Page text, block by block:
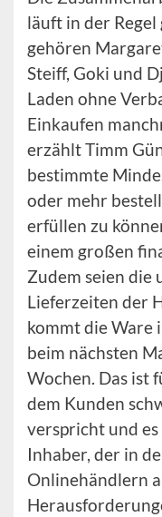
läuft in der
gehören
Steiff, Goki und
Laden ohne
Einkaufen
erzählt Timm
bestimmte
oder mehr
erfüllen zu
einem großen
Zudem seien die
Lieferzeiten der
kommt die Ware
beim nächsten
Wochen. Das ist
dem Kunden
verspricht und
Inhaber, der in
Onlinehändlern